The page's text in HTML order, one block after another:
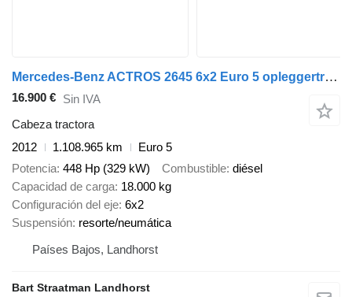
Mercedes-Benz ACTROS 2645 6x2 Euro 5 opleggertrekker met kipperhydrauliek
16.900 € Sin IVA
Cabeza tractora
2012
1.108.965 km
Euro 5
Potencia 448 Hp (329 kW) Combustible diésel
Capacidad de carga 18.000 kg
Configuración del eje 6x2
Suspensión resorte/neumática
Países Bajos, Landhorst
Bart Straatman Landhorst